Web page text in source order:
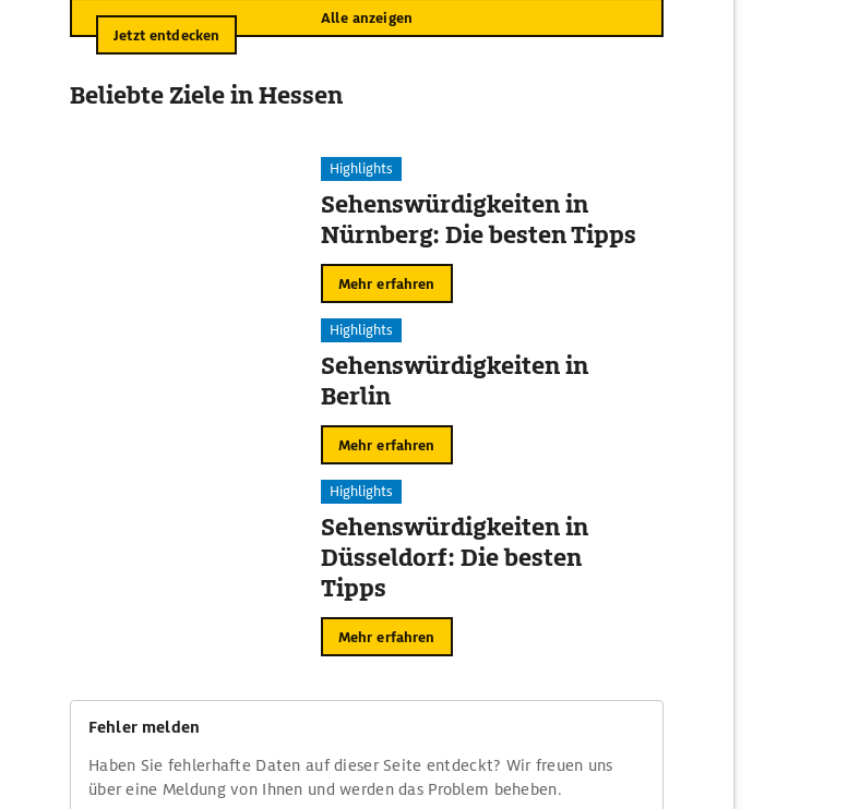
Alle anzeigen
Jetzt entdecken
Beliebte Ziele in Hessen
Highlights
Sehenswürdigkeiten in
Nürnberg: Die besten Tipps
Mehr erfahren
Highlights
Sehenswürdigkeiten in
Berlin
Mehr erfahren
Highlights
Sehenswürdigkeiten in
Düsseldorf: Die besten
Tipps
Mehr erfahren
Fehler melden
Haben Sie fehlerhafte Daten auf dieser Seite entdeckt? Wir freuen uns
über eine Meldung von Ihnen und werden das Problem beheben.